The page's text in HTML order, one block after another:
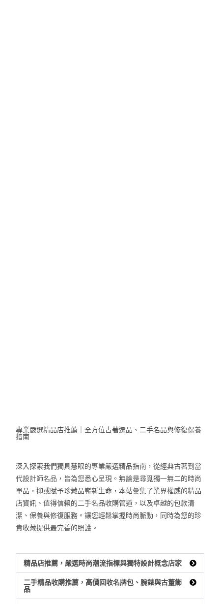
專業嚴選精品店推薦｜全方位古著選品、二手名品與修復保養
指南
深入探索我們獨具慧眼的專業嚴選精品指南，從經典古著到當
代設計師名品，皆為您悉心呈現。無論是尋覓獨一無二的時尚
單品，抑或賦予珍藏品嶄新生命，本站彙集了業界權威的精品
店資訊、值得信賴的二手名品收購管道，以及卓越的包款清
潔、保養與修復服務。讓您輕鬆掌握時尚脈動，同時為您的珍
貴收藏提供最完善的照護。
精品店推薦，嚴選時尚潮流指標與獨特設計概念店家
二手精品收購推薦，高價回收名牌包、腕錶與古董飾
品